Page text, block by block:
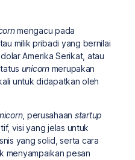
mengacu pada
milik pribadi yang bernilai
Amerika Serikat, atau
unicornmerupakan
untuk didapatkan oleh
, perusahaan startup
visi yang jelas untuk
yang solid, serta cara
menyampaikan pesan